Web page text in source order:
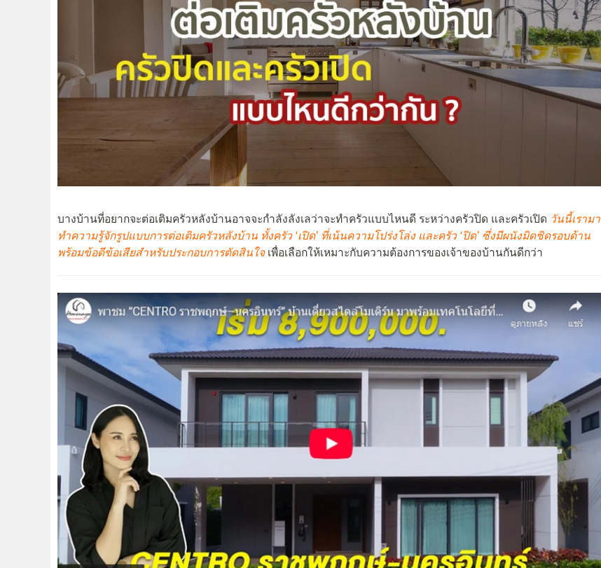
บางบ้านที่อยากจะต่อเติมครัวหลังบ้านอาจจะกำลังลังเลว่าจะทำครัวแบบไหนดี ระหว่างครัวปิด และครัวเปิด วันนี้เรามา
ทำความรู้จักรูปแบบการต่อเติมครัวหลังบ้าน ทั้งครัว ‘เปิด’ ที่เน้นความโปร่งโล่ง และครัว ‘ปิด’ ซึ่งมีผนังมิดชิดรอบด้าน
พร้อมข้อดีข้อเสียสำหรับประกอบการตัดสินใจ เพื่อเลือกให้เหมาะกับความต้องการของเจ้าของบ้านกันดีกว่า